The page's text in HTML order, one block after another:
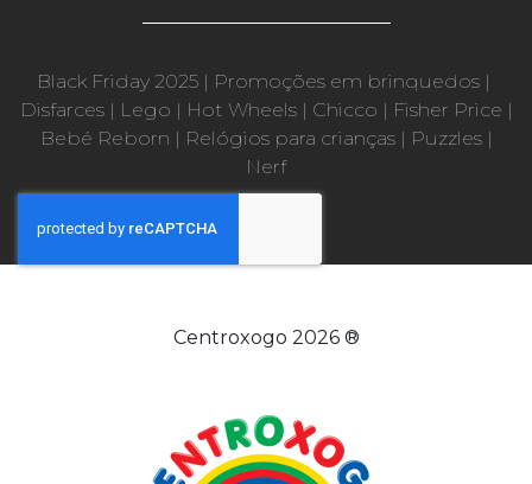
Black Friday 2025 | Promoções em brinquedos |
Disfarces| Lego | Hot Wheels| Chicco | Fisher Price |
Bebé Reborn | Relógios para crianças| Puzzles|
Nerf
Centroxogo 2026 ®